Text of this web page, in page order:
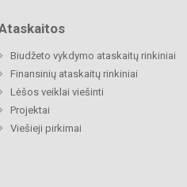
Biudžeto vykdymo ataskaitų rinkiniai
Finansinių ataskaitų rinkiniai
Lėšos veiklai viešinti
Projektai
Viešieji pirkimai